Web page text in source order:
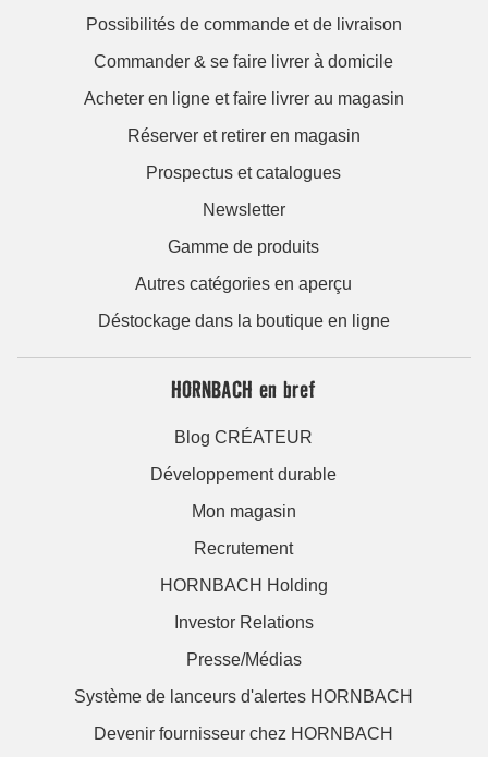
Possibilités de commande et de livraison
Commander & se faire livrer à domicile
Acheter en ligne et faire livrer au magasin
Réserver et retirer en magasin
Prospectus et catalogues
Newsletter
Gamme de produits
Autres catégories en aperçu
Déstockage dans la boutique en ligne
HORNBACH en bref
Blog CRÉATEUR
Développement durable
Mon magasin
Recrutement
HORNBACH Holding
Investor Relations
Presse/Médias
Système de lanceurs d'alertes HORNBACH
Devenir fournisseur chez HORNBACH